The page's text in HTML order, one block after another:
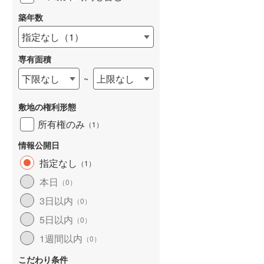
築年数
指定なし （1 ）
専有面積
下限なし ~ 上限なし
敷地の権利形態
所有権のみ （1 ）
情報公開日
指定なし （1 ）
本日 （0）
3日以内 （0）
5日以内 （0）
1週間以内 （0）
こだわり条件
詳しく見る